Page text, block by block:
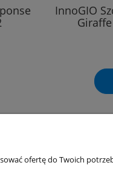
InnoGIO
Moje konto
ofertę do Twoich